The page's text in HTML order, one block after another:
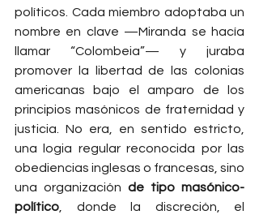
políticos. Cada miembro adoptaba un
nombre en clave —Miranda se hacía
llamar “Colombeia”— y juraba
promover la libertad de las colonias
americanas bajo el amparo de los
principios masónicos de fraternidad y
justicia. No era, en sentido estricto,
una logia regular reconocida por las
obediencias inglesas o francesas, sino
una organización de tipo masónico-
político , donde la discreción, el